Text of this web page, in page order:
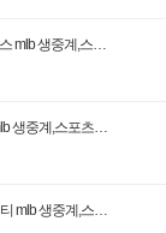
mlb 생중계,스…
생중계,스포츠…
mlb 생중계,스…